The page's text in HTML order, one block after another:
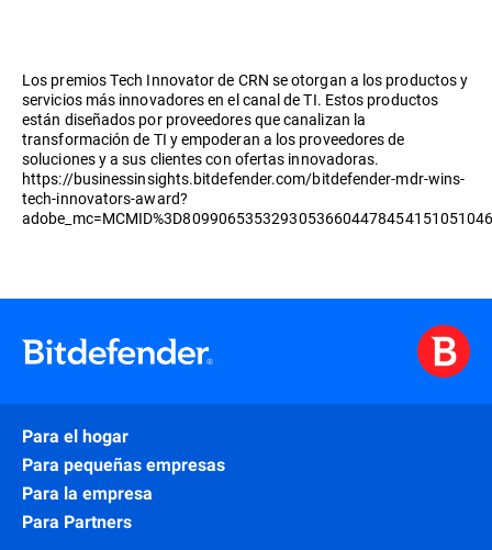
Los premios Tech Innovator de CRN se otorgan a los productos y
servicios más innovadores en el canal de TI. Estos productos
están diseñados por proveedores que canalizan la
transformación de TI y empoderan a los proveedores de
soluciones y a sus clientes con ofertas innovadoras.
https://businessinsights.bitdefender.com/bitdefender-mdr-wins-
tech-innovators-award?
Para el hogar
Para pequeñas empresas
Para la empresa
Para Partners